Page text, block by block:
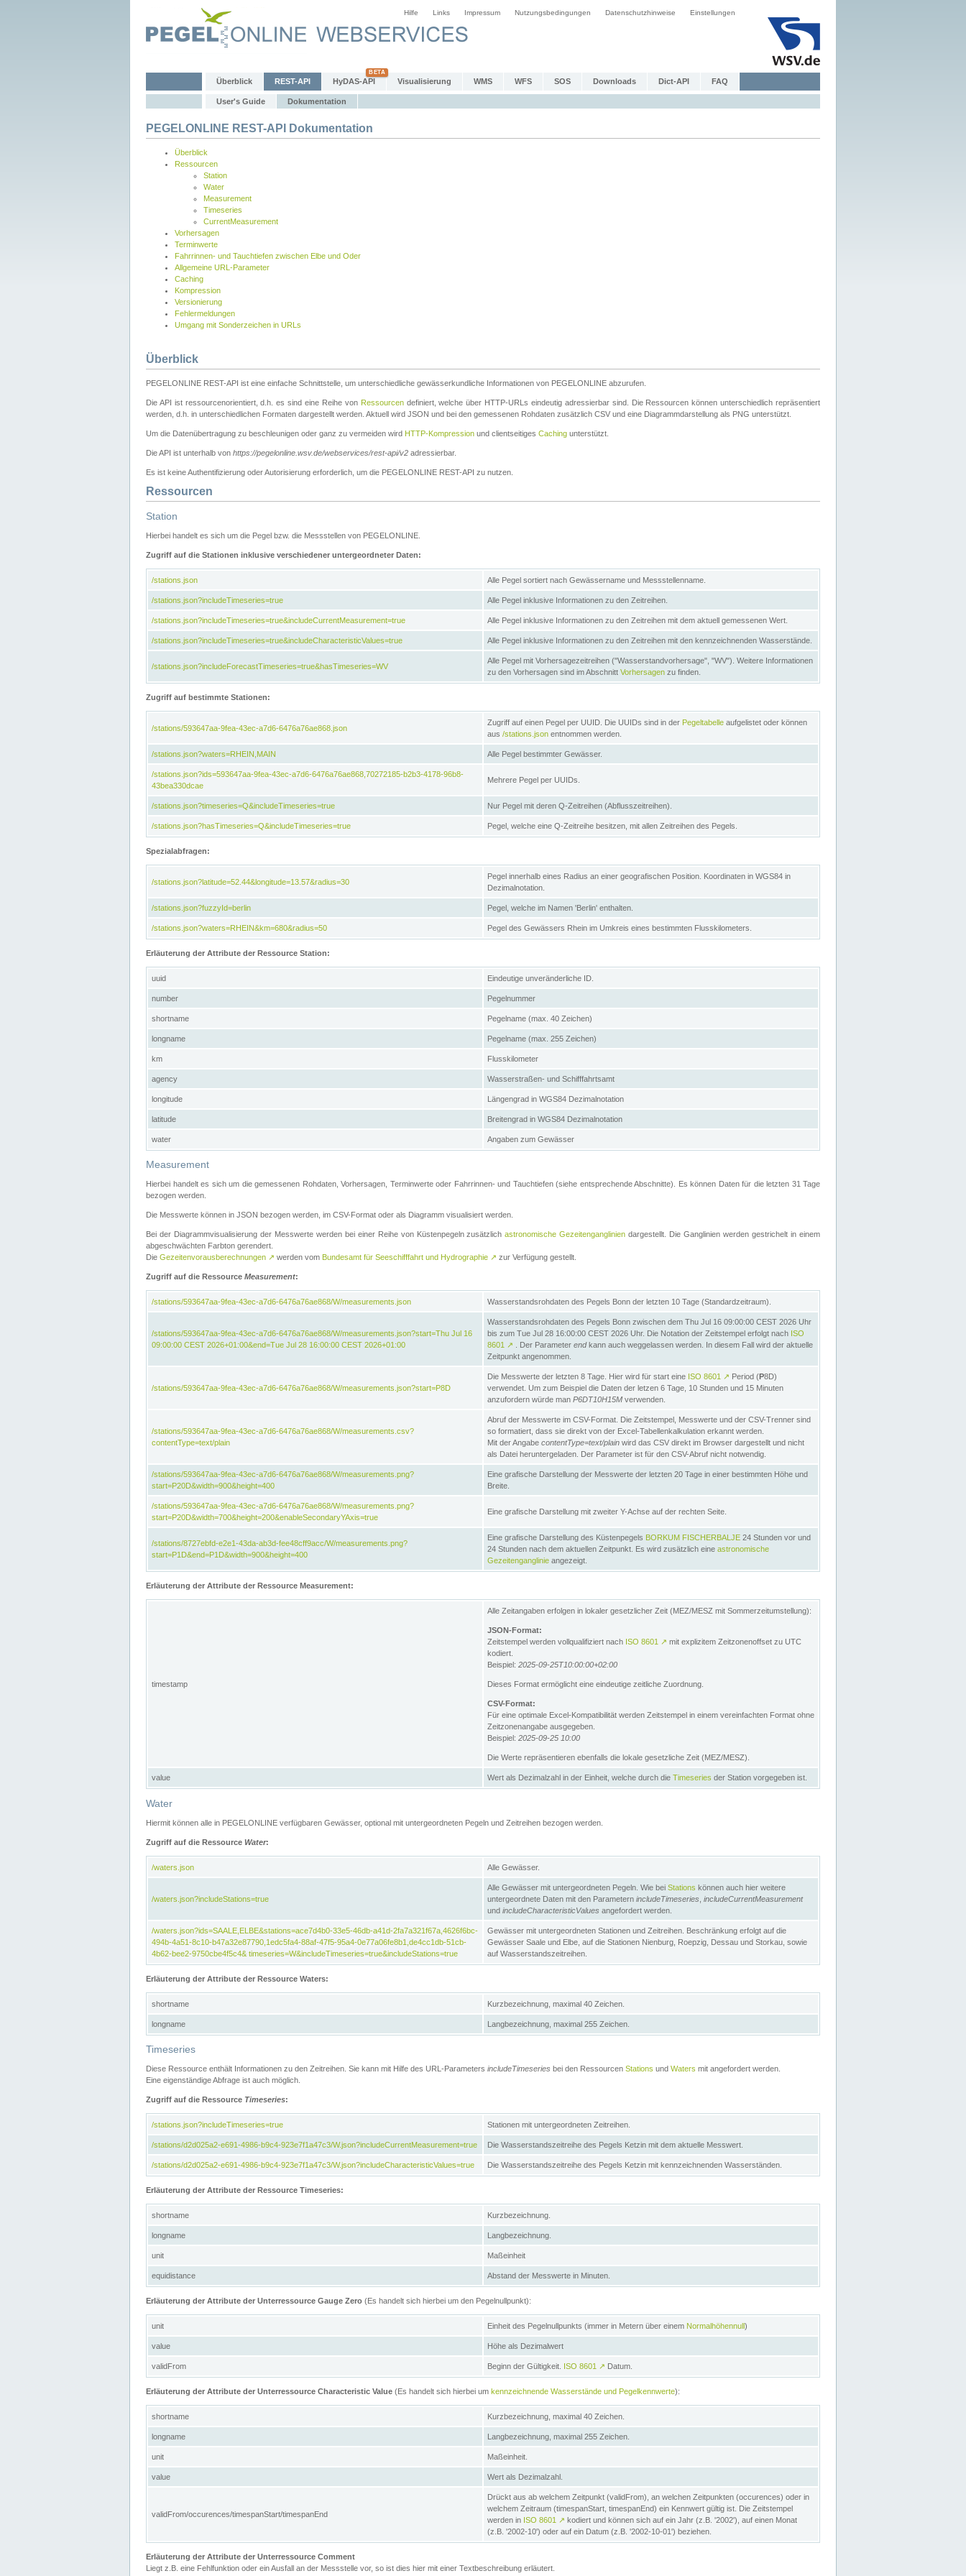
Hilfe Links Impressum Nutzungsbedingungen Datenschutzhinweise Einstellungen
Überblick REST-API HyDAS-API Visualisierung WMS WFS SOS Downloads Dict-API FAQ
User's Guide Dokumentation
PEGELONLINE REST-API Dokumentation
Überblick
Ressourcen
Station
Water
Measurement
Timeseries
CurrentMeasurement
Vorhersagen
Terminwerte
Fahrrinnen- und Tauchtiefen zwischen Elbe und Oder
Allgemeine URL-Parameter
Caching
Kompression
Versionierung
Fehlermeldungen
Umgang mit Sonderzeichen in URLs
Überblick
PEGELONLINE REST-API ist eine einfache Schnittstelle, um unterschiedliche gewässerkundliche Informationen von PEGELONLINE abzurufen.
Die API ist ressourcenorientiert, d.h. es sind eine Reihe von Ressourcendefiniert, welche über HTTP-URLs eindeutig adressierbar sind. Die Ressourcen können unterschiedlich repräsentiert
werden, d.h. in unterschiedlichen Formaten dargestellt werden. Aktuell wird JSON und bei den gemessenen Rohdaten zusätzlich CSV und eine Diagrammdarstellung als PNG unterstützt.
Um die Datenübertragung zu beschleunigen oder ganz zu vermeiden wird HTTP-Kompression und clientseitiges Caching unterstützt.
Die API ist unterhalb von https://pegelonline.wsv.de/webservices/rest-api/v2 adressierbar.
Es ist keine Authentifizierung oder Autorisierung erforderlich, um die PEGELONLINE REST-API zu nutzen.
Ressourcen
Station
Hierbei handelt es sich um die Pegel bzw. die Messstellen von PEGELONLINE.
Zugriff auf die Stationen inklusive verschiedener untergeordneter Daten:
/stations.json Alle Pegel sortiert nach Gewässername und Messstellenname.
/stations.json?includeTimeseries=true Alle Pegel inklusive Informationen zu den Zeitreihen.
/stations.json?includeTimeseries=true&includeCurrentMeasurement=true Alle Pegel inklusive Informationen zu den Zeitreihen mit dem aktuell gemessenen Wert.
/stations.json?includeTimeseries=true&includeCharacteristicValues=true Alle Pegel inklusive Informationen zu den Zeitreihen mit den kennzeichnenden Wasserstände.
/stations.json?includeForecastTimeseries=true&hasTimeseries=WV
Alle Pegel mit Vorhersagezeitreihen ("Wasserstandvorhersage", "WV"). Weitere Informationen
zu den Vorhersagen sind im Abschnitt Vorhersagen zu finden.
Zugriff auf bestimmte Stationen:
/stations/593647aa-9fea-43ec-a7d6-6476a76ae868.json
Zugriff auf einen Pegel per UUID. Die UUIDs sind in der Pegeltabelle aufgelistet oder können
aus /stations.json entnommen werden.
/stations.json?waters=RHEIN,MAIN Alle Pegel bestimmter Gewässer.
/stations.json?ids=593647aa-9fea-43ec-a7d6-6476a76ae868,70272185-b2b3-4178-96b8-
43bea330dcae
Mehrere Pegel per UUIDs.
/stations.json?timeseries=Q&includeTimeseries=true Nur Pegel mit deren Q-Zeitreihen (Abflusszeitreihen).
/stations.json?hasTimeseries=Q&includeTimeseries=true Pegel, welche eine Q-Zeitreihe besitzen, mit allen Zeitreihen des Pegels.
Spezialabfragen:
/stations.json?latitude=52.44&longitude=13.57&radius=30
Pegel innerhalb eines Radius an einer geografischen Position. Koordinaten in WGS84 in
Dezimalnotation.
/stations.json?fuzzyId=berlin Pegel, welche im Namen 'Berlin' enthalten.
/stations.json?waters=RHEIN&km=680&radius=50 Pegel des Gewässers Rhein im Umkreis eines bestimmten Flusskilometers.
Erläuterung der Attribute der Ressource Station:
uuid Eindeutige unveränderliche ID.
number Pegelnummer
shortname Pegelname (max. 40 Zeichen)
longname Pegelname (max. 255 Zeichen)
km Flusskilometer
agency Wasserstraßen- und Schifffahrtsamt
longitude Längengrad in WGS84 Dezimalnotation
latitude Breitengrad in WGS84 Dezimalnotation
water Angaben zum Gewässer
Measurement
Hierbei handelt es sich um die gemessenen Rohdaten, Vorhersagen, Terminwerte oder Fahrrinnen- und Tauchtiefen (siehe entsprechende Abschnitte). Es können Daten für die letzten 31 Tage
bezogen werden.
Die Messwerte können in JSON bezogen werden, im CSV-Format oder als Diagramm visualisiert werden.
Bei der Diagrammvisualisierung der Messwerte werden bei einer Reihe von Küstenpegeln zusätzlichastronomische Gezeitenganglinien dargestellt. Die Ganglinien werden gestrichelt in einem
abgeschwächten Farbton gerendert.
Die Gezeitenvorausberechnungen ↗ werden vom Bundesamt für Seeschifffahrt und Hydrographie ↗ zur Verfügung gestellt.
Zugriff auf die Ressource Measurement:
/stations/593647aa-9fea-43ec-a7d6-6476a76ae868/W/measurements.json Wasserstandsrohdaten des Pegels Bonn der letzten 10 Tage (Standardzeitraum).
/stations/593647aa-9fea-43ec-a7d6-6476a76ae868/W/measurements.json?start=Thu Jul 16
09:00:00 CEST 2026+01:00&end=Tue Jul 28 16:00:00 CEST 2026+01:00
Wasserstandsrohdaten des Pegels Bonn zwischen dem Thu Jul 16 09:00:00 CEST 2026 Uhr
bis zum Tue Jul 28 16:00:00 CEST 2026 Uhr. Die Notation der Zeitstempel erfolgt nach ISO
8601
↗ . Der Parameter endkann auch weggelassen werden. In diesem Fall wird der aktuelle
Zeitpunkt angenommen.
/stations/593647aa-9fea-43ec-a7d6-6476a76ae868/W/measurements.json?start=P8D
Die Messwerte der letzten 8 Tage. Hier wird für start eine ISO 8601 ↗ Period (P8D)
verwendet. Um zum Beispiel die Daten der letzen 6 Tage, 10 Stunden und 15 Minuten
anzufordern würde man P6DT10H15M verwenden.
/stations/593647aa-9fea-43ec-a7d6-6476a76ae868/W/measurements.csv?
contentType=text/plain
Abruf der Messwerte im CSV-Format. Die Zeitstempel, Messwerte und der CSV-Trenner sind
so formatiert, dass sie direkt von der Excel-Tabellenkalkulation erkannt werden.
Mit der Angabe contentType=text/plain wird das CSV direkt im Browser dargestellt und nicht
als Datei heruntergeladen. Der Parameter ist für den CSV-Abruf nicht notwendig.
/stations/593647aa-9fea-43ec-a7d6-6476a76ae868/W/measurements.png?
start=P20D&width=900&height=400
Eine grafische Darstellung der Messwerte der letzten 20 Tage in einer bestimmten Höhe und
Breite.
/stations/593647aa-9fea-43ec-a7d6-6476a76ae868/W/measurements.png?
start=P20D&width=700&height=200&enableSecondaryYAxis=true
Eine grafische Darstellung mit zweiter Y-Achse auf der rechten Seite.
/stations/8727ebfd-e2e1-43da-ab3d-fee48cff9acc/W/measurements.png?
start=P1D&end=P1D&width=900&height=400
Eine grafische Darstellung des Küstenpegels BORKUM FISCHERBALJE 24 Stunden vor und
24 Stunden nach dem aktuellen Zeitpunkt. Es wird zusätzlich eine astronomische
Gezeitenganglinie angezeigt.
Erläuterung der Attribute der Ressource Measurement:
timestamp
Alle Zeitangaben erfolgen in lokaler gesetzlicher Zeit (MEZ/MESZ mit Sommerzeitumstellung):
JSON-Format:
Zeitstempel werden vollqualifiziert nach ISO 8601 ↗ mit explizitem Zeitzonenoffset zu UTC
kodiert.
Beispiel: 2025-09-25T10:00:00+02:00
Dieses Format ermöglicht eine eindeutige zeitliche Zuordnung.
CSV-Format:
Für eine optimale Excel-Kompatibilität werden Zeitstempel in einem vereinfachten Format ohne
Zeitzonenangabe ausgegeben.
Beispiel: 2025-09-25 10:00
Die Werte repräsentieren ebenfalls die lokale gesetzliche Zeit (MEZ/MESZ).
value Wert als Dezimalzahl in der Einheit, welche durch die Timeseries der Station vorgegeben ist.
Water
Hiermit können alle in PEGELONLINE verfügbaren Gewässer, optional mit untergeordneten Pegeln und Zeitreihen bezogen werden.
Zugriff auf die Ressource Water:
/waters.json Alle Gewässer.
/waters.json?includeStations=true
Alle Gewässer mit untergeordneten Pegeln. Wie bei Stations können auch hier weitere
untergeordnete Daten mit den Parametern includeTimeseries includeCurrentMeasurement
und includeCharacteristicValues angefordert werden.
/waters.json?ids=SAALE,ELBE&stations=ace7d4b0-33e5-46db-a41d-2fa7a321f67a,4626f6bc-
494b-4a51-8c10-b47a32e87790,1edc5fa4-88af-47f5-95a4-0e77a06fe8b1,de4cc1db-51cb-
4b62-bee2-9750cbe4f5c4& timeseries=W&includeTimeseries=true&includeStations=true
Gewässer mit untergeordneten Stationen und Zeitreihen. Beschränkung erfolgt auf die
Gewässer Saale und Elbe, auf die Stationen Nienburg, Roepzig, Dessau und Storkau, sowie
auf Wasserstandszeitreihen.
Erläuterung der Attribute der Ressource Waters:
shortname Kurzbezeichnung, maximal 40 Zeichen.
longname Langbezeichnung, maximal 255 Zeichen.
Timeseries
Diese Ressource enthält Informationen zu den Zeitreihen. Sie kann mit Hilfe des URL-Parameters includeTimeseries bei den Ressourcen Stations und Waters mit angefordert werden.
Eine eigenständige Abfrage ist auch möglich.
Zugriff auf die Ressource Timeseries:
/stations.json?includeTimeseries=true Stationen mit untergeordneten Zeitreihen.
/stations/d2d025a2-e691-4986-b9c4-923e7f1a47c3/W.json?includeCurrentMeasurement=true Die Wasserstandszeitreihe des Pegels Ketzin mit dem aktuelle Messwert.
/stations/d2d025a2-e691-4986-b9c4-923e7f1a47c3/W.json?includeCharacteristicValues=true Die Wasserstandszeitreihe des Pegels Ketzin mit kennzeichnenden Wasserständen.
Erläuterung der Attribute der Ressource Timeseries:
shortname Kurzbezeichnung.
longname Langbezeichnung.
unit Maßeinheit
equidistance Abstand der Messwerte in Minuten.
Erläuterung der Attribute der Unterressource Gauge Zero (Es handelt sich hierbei um den Pegelnullpunkt):
unit Einheit des Pegelnullpunkts (immer in Metern über einem Normalhöhennull )
value Höhe als Dezimalwert
validFrom Beginn der Gültigkeit. ISO 8601 ↗ Datum.
Erläuterung der Attribute der Unterressource Characteristic Value (Es handelt sich hierbei um kennzeichnende Wasserstände und Pegelkennwerte):
shortname Kurzbezeichnung, maximal 40 Zeichen.
longname Langbezeichnung, maximal 255 Zeichen.
unit Maßeinheit.
value Wert als Dezimalzahl.
validFrom/occurences/timespanStart/timespanEnd
Drückt aus ab welchem Zeitpunkt (validFrom), an welchen Zeitpunkten (occurences) oder in
welchem Zeitraum (timespanStart, timespanEnd) ein Kennwert gültig ist. Die Zeitstempel
werden in ISO 8601 ↗ kodiert und können sich auf ein Jahr (z.B. '2002'), auf einen Monat
(z.B. '2002-10') oder auf ein Datum (z.B. '2002-10-01') beziehen.
Erläuterung der Attribute der Unterressource Comment
Liegt z.B. eine Fehlfunktion oder ein Ausfall an der Messstelle vor, so ist dies hier mit einer Textbeschreibung erläutert.